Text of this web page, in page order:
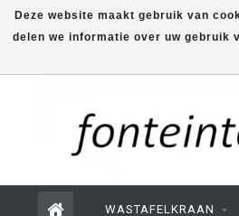
WASTAFELKRAAN
Deze website maakt gebruik van
delen we informatie over uw gebruik